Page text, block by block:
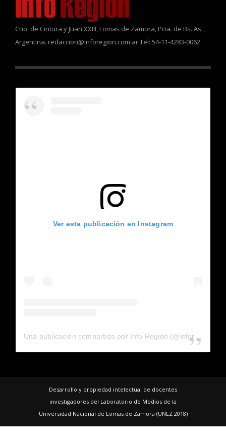
Cno. de Cintura y Juan XXIII, Lomas de Zamora, Pcia. de Bs. As.
Argentina. redaccion@inforegion.com.ar Tel: 54-11-4283-0062
Ver esta publicación en Instagram
Desarrollo y propiedad intelectual de docentes
investigadores del Laboratorio de Medios de la
Universidad Nacional de Lomas de Zamora (UNLZ 2018)